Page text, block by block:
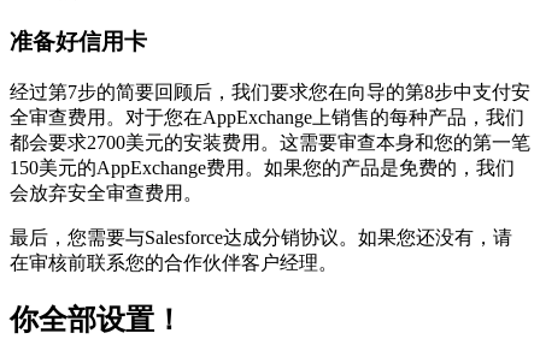
准备好信用卡
经过第7步的简要回顾后，我们要求您在向导的第8步中支付安
全审查费用。对于您在AppExchange上销售的每种产品，我们
都会要求2700美元的安装费用。这需要审查本身和您的第一笔
150美元的AppExchange费用。如果您的产品是免费的，我们
会放弃安全审查费用。
最后，您需要与Salesforce达成分销协议。如果您还没有，请
在审核前联系您的合作伙伴客户经理。
你全部设置！